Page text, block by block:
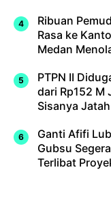
Ribuan
Rasa ke
Medan
PTPN II
dari Rp152 M
Sisanya
Ganti Afifi
Gubsu
Terlibat